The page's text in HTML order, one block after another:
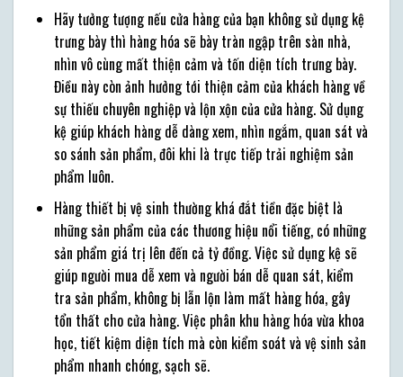
Hãy tưởng tượng nếu cửa hàng của bạn không sử dụng kệ
trưng bày thì hàng hóa sẽ bày tràn ngập trên sàn nhà,
nhìn vô cùng mất thiện cảm và tốn diện tích trưng bày.
Điều này còn ảnh hưởng tới thiện cảm của khách hàng về
sự thiếu chuyên nghiệp và lộn xộn của cửa hàng. Sử dụng
kệ giúp khách hàng dễ dàng xem, nhìn ngắm, quan sát và
so sánh sản phẩm, đôi khi là trực tiếp trải nghiệm sản
phẩm luôn.
Hàng thiết bị vệ sinh thường khá đắt tiền đặc biệt là
những sản phẩm của các thương hiệu nổi tiếng, có những
sản phẩm giá trị lên đến cả tỷ đồng. Việc sử dụng kệ sẽ
giúp người mua dễ xem và người bán dễ quan sát, kiểm
tra sản phẩm, không bị lẫn lộn làm mất hàng hóa, gây
tổn thất cho cửa hàng. Việc phân khu hàng hóa vừa khoa
học, tiết kiệm diện tích mà còn kiểm soát và vệ sinh sản
phẩm nhanh chóng, sạch sẽ.